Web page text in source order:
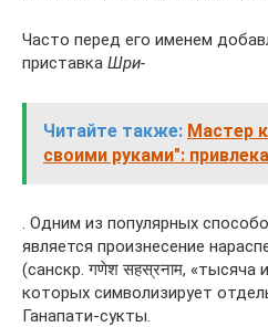
Часто перед его именем
приставка Шри-
Читайте также: Мастер
своими руками":
. Одним из популярных
является произнесение
(санскр. गणेश सहस्रनाम, «тысяча
которых символизирует
Ганапати-сукты.